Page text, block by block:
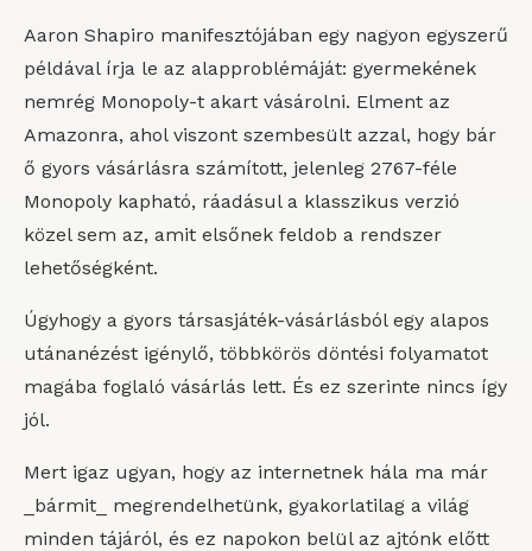
Aaron Shapiro manifesztójában egy nagyon egyszerű
példával írja le az alapproblémáját: gyermekének
nemrég Monopoly-t akart vásárolni. Elment az
Amazonra, ahol viszont szembesült azzal, hogy bár
ő gyors vásárlásra számított, jelenleg 2767-féle
Monopoly kapható, ráadásul a klasszikus verzió
közel sem az, amit elsőnek feldob a rendszer
lehetőségként.
Úgyhogy a gyors társasjáték-vásárlásból egy alapos
utánanézést igénylő, többkörös döntési folyamatot
magába foglaló vásárlás lett. És ez szerinte nincs így
jól.
Mert igaz ugyan, hogy az internetnek hála ma már
_bármit_ megrendelhetünk, gyakorlatilag a világ
minden tájáról, és ez napokon belül az ajtónk előtt